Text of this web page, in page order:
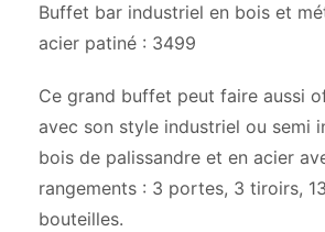
Buffet bar industriel en bois et
acier patiné : 3499
Ce grand buffet peut faire aussi
avec son style industriel ou semi
bois de palissandre et en acier
rangements : 3 portes, 3 tiroirs,
bouteilles.